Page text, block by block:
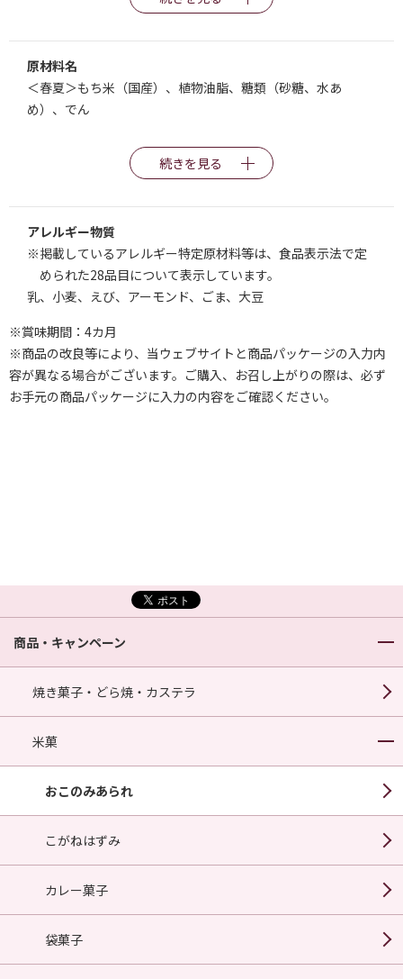
原材料名
＜春夏＞もち米（国産）、植物油脂、糖類（砂糖、水あ
め）、でん
続きを見る
アレルギー物質
※掲載しているアレルギー特定原材料等は、食品表示法で定
められた28品目について表示しています。
乳、小麦、えび、アーモンド、ごま、大豆
※賞味期間：4カ月
※商品の改良等により、当ウェブサイトと商品パッケージの入力内
容が異なる場合がございます。ご購入、お召し上がりの際は、必ず
お手元の商品パッケージに入力の内容をご確認ください。
商品・キャンペーン
焼き菓子・どら焼・カステラ
米菓
おこのみあられ
こがねはずみ
カレー菓子
袋菓子